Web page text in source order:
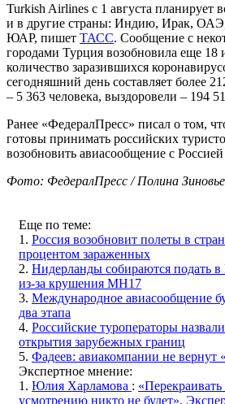
Turkish Airlines с 1 августа планирует
и в другие страны: Индию, Ирак,
ЮАР, пишет ТАСС. Сообщение с
городами Турция возобновила еще
количество заразившихся
сегодняшний день составляет более
– 5 363 человека, выздоровели – 194
Ранее «ФедералПресс» писал о том,
готовы принимать российских
возобновить авиасообщение с
Фото: ФедералПресс / Полина
Еще по теме:
1. Россия возобновит полеты в
процентом зараженных
2. Нидерланды собираются подать
из-за крушения MH17
3. Международное авиасообщение
два этапа
4. Российские туроператоры
открытия зарубежных границ
5. Фадеев: авиакомпании не вернут
Экспертное мнение:
1. Юлия Харламова :
усмотрению никто не будет».